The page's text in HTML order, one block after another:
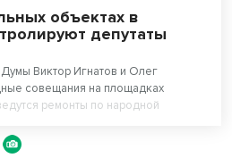
объектах в
депутаты
Виктор Игнатов и Олег
совещания на площадках
ремонты по народной